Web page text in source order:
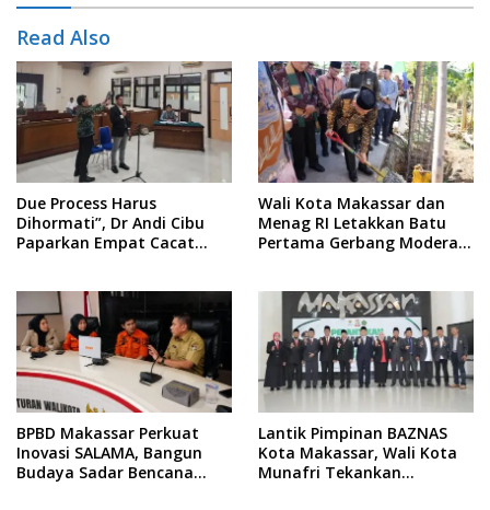
Read Also
Due Process Harus
Dihormati”, Dr Andi Cibu
Paparkan Empat Cacat
Wali Kota Makassar dan
Menag RI Letakkan Batu
Pertama Gerbang Moderasi
BPBD Makassar Perkuat
Inovasi SALAMA, Bangun
Budaya Sadar Bencana
Lantik Pimpinan BAZNAS
Kota Makassar, Wali Kota
Munafri Tekankan